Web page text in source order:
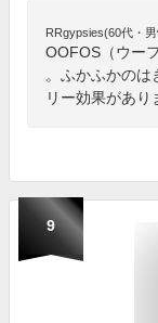
RRgypsies(60代・
OOFOS（ウー
。ふかふかの
リー効果があり
9